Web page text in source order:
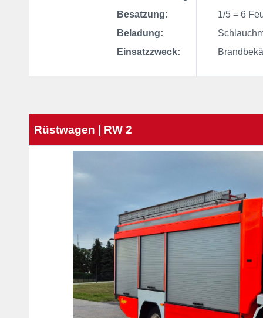
Besatzung:
Beladung:
Einsatzzweck:
1/5 = 6
Rüstwagen | RW 2